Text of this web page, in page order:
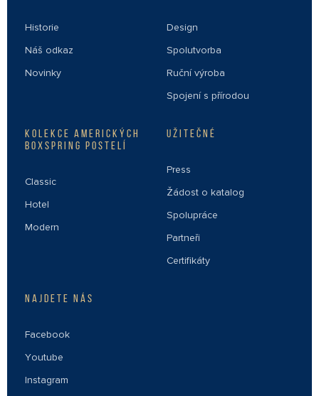
Historie
Náš odkaz
Novinky
Design
Spolutvorba
Ruční výroba
Spojení s přírodou
KOLEKCE AMERICKÝCH
BOXSPRING POSTELÍ
Classic
Hotel
Modern
UŽITEČNÉ
Press
Žádost o katalog
Spolupráce
Partneři
Certifikáty
NAJDETE NÁS
Facebook
Youtube
Instagram